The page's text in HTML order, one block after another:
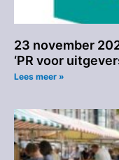
23 november
‘PR voor
Lees meer »